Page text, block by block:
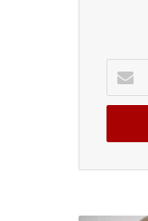
your
Email